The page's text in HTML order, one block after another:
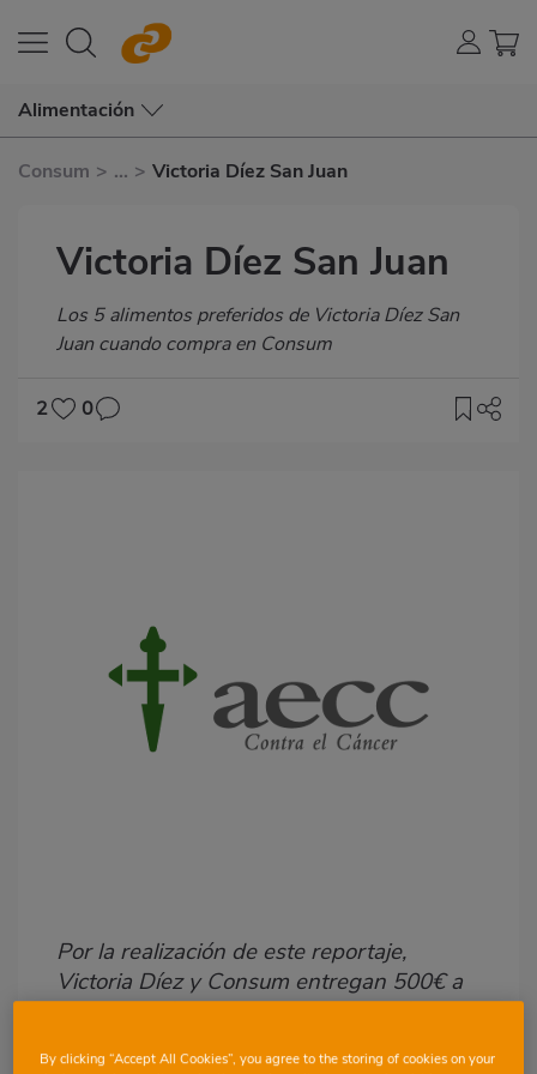
Alimentación
Consum > ... > Victoria Díez San Juan
Victoria Díez San Juan
Subtítulo
Los 5 alimentos preferidos de Victoria Díez San
Juan cuando compra en Consum
2
0
Por la realización de este reportaje,
Victoria Díez y Consum entregan 500€ a
la Asociación Española contra el Cáncer.
By clicking “Accept All Cookies”, you agree to the storing of cookies on your